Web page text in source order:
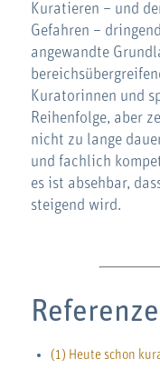
Kuratieren – und
Gefahren –
angewandte
Kuratorinnen und
Reihenfolge, aber
nicht zu lange
und fachlich
es ist absehbar,
steigend wird.
(1) Heute schon